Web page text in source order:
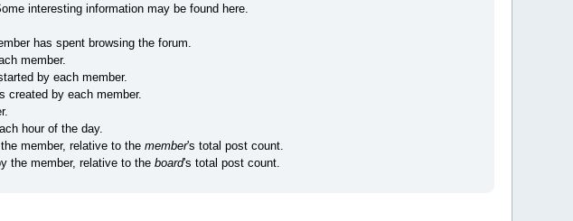
interesting information may be found here.
has spent browsing the forum.
member.
by each member.
created by each member.
hour of the day.
member, relative to the member's total post count.
the member, relative to the board's total post count.